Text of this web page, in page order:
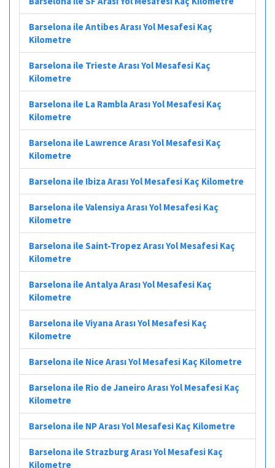
Barselona ile Antibes Arası Yol Mesafesi Kaç
Kilometre
Barselona ile Trieste Arası Yol Mesafesi Kaç
Kilometre
Barselona ile La Rambla Arası Yol Mesafesi Kaç
Kilometre
Barselona ile Lawrence Arası Yol Mesafesi Kaç
Kilometre
Barselona ile Ibiza Arası Yol Mesafesi Kaç Kilometre
Barselona ile Valensiya Arası Yol Mesafesi Kaç
Kilometre
Barselona ile Saint-Tropez Arası Yol Mesafesi Kaç
Kilometre
Barselona ile Antalya Arası Yol Mesafesi Kaç
Kilometre
Barselona ile Viyana Arası Yol Mesafesi Kaç
Kilometre
Barselona ile Nice Arası Yol Mesafesi Kaç Kilometre
Barselona ile Rio de Janeiro Arası Yol Mesafesi Kaç
Kilometre
Barselona ile NP Arası Yol Mesafesi Kaç Kilometre
Barselona ile Strazburg Arası Yol Mesafesi Kaç
Kilometre